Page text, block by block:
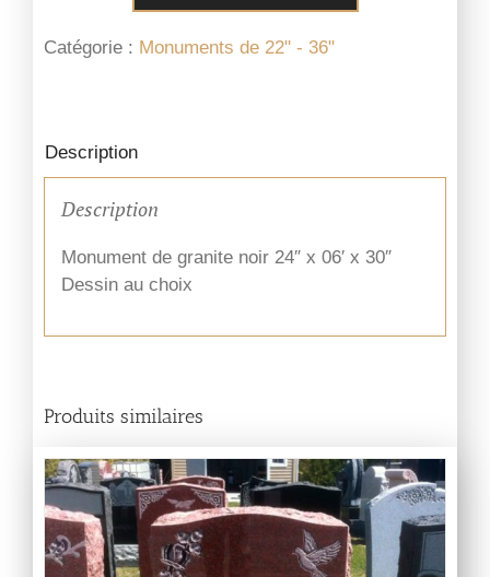
Catégorie : Monuments de 22" - 36"
Description
Description
Monument de granite noir 24″ x 06′ x 30″
Dessin au choix
Produits similaires